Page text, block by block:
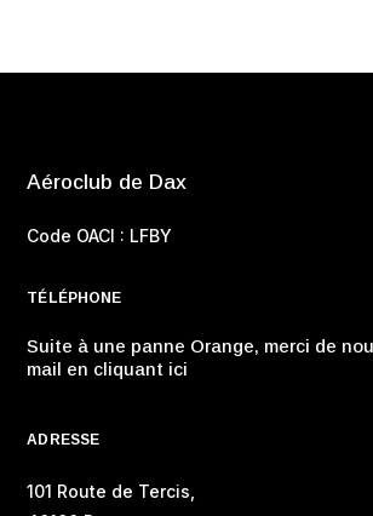
Aéroclub de Dax
Code OACI : LFBY
TÉLÉPHONE
Suite à une panne Orange, merci de
mail en cliquant ici
ADRESSE
101 Route de Tercis,